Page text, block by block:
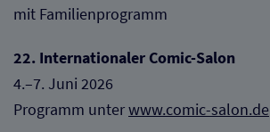
mit Familienprogramm
22. Internationaler Comic-Salon
4.–7. Juni 2026
Programm unterwww.comic-salon.de